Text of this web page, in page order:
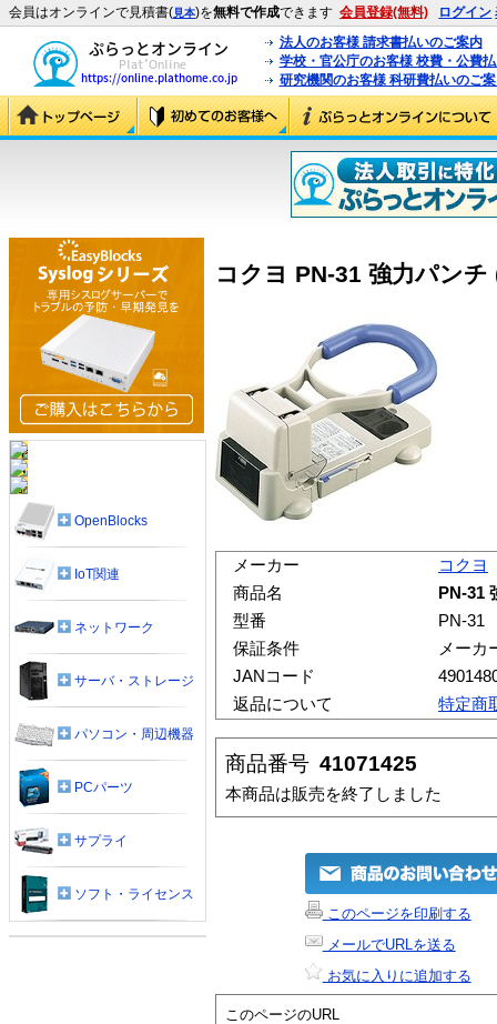
会員はオンラインで見積書(見本)を無料で作成できます 会員登録(無料) ログイン
法人のお客様 請求書払いのご案内
学校・官公庁のお客様 校費・公費
研究機関のお客様 科研費払いのご
コクヨ PN-31 強力パンチ
メーカー
コクヨ
商品名
PN-31
型番
PN-31
保証条件
メーカ
JANコード
返品について
特定商
商品番号 41071425
本商品は販売を終了しました
このページを印刷する
メールでURLを送る
お気に入りに追加する
このページのURL
OpenBlocks
IoT関連
ネットワーク
サーバ・ストレージ
パソコン・周辺機器
PCパーツ
サプライ
ソフト・ライセンス